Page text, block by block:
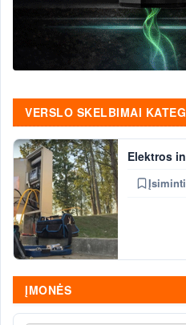
VERSLO SKELBIMAI
Elektros
Įsiminti
ĮMONĖS